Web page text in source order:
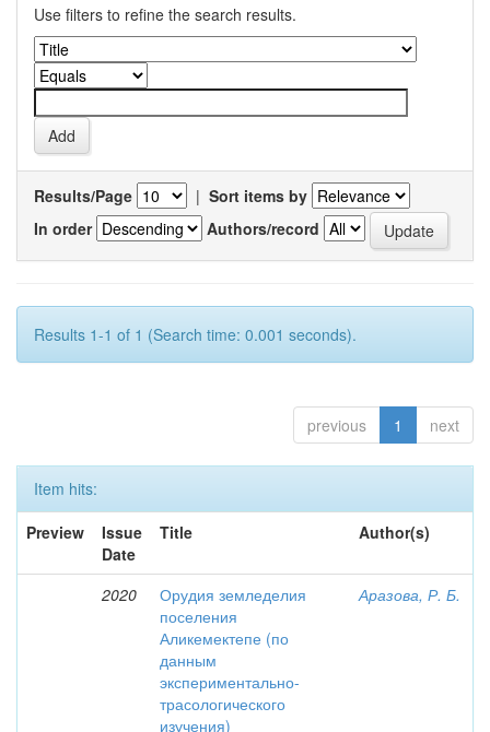
Use filters to refine the search results.
Results/Page | Sort items by
In order
Authors/record
Results 1-1 of 1 (Search time: 0.001 seconds).
previous 1 next
Item hits:
Preview
Issue
Date
Title Author(s)
2020
Орудия земледелия
поселения
Аликемектепе (по
данным
экспериментально-
трасологического
изучения)
Аразова, Р. Б.